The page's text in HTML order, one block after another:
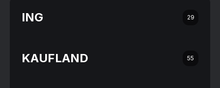
ING 29
KAUFLAND 55